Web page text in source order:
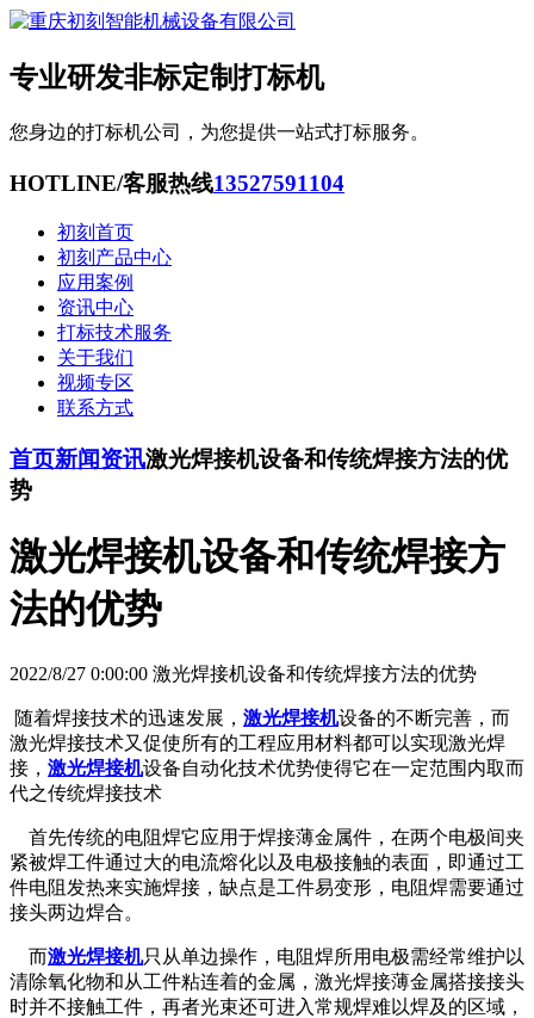
专业研发非标定制打标机
您身边的打标机公司，为您提供一站式打标服务。
HOTLINE/客服热线13527591104
初刻首页
初刻产品中心
应用案例
资讯中心
打标技术服务
关于我们
视频专区
联系方式
首页新闻资讯激光焊接机设备和传统焊接方法的优
势
激光焊接机设备和传统焊接方
法的优势
2022/8/27 0:00:00 激光焊接机设备和传统焊接方法的优势
随着焊接技术的迅速发展， 激光焊接机设备的不断完善，而
激光焊接技术又促使所有的工程应用材料都可以实现激光焊
接， 激光焊接机设备自动化技术优势使得它在一定范围内取而
代之传统焊接技术
首先传统的电阻焊它应用于焊接薄金属件，在两个电极间夹
紧被焊工件通过大的电流熔化以及电极接触的表面，即通过工
件电阻发热来实施焊接，缺点是工件易变形，电阻焊需要通过
接头两边焊合。
而激光焊接机只从单边操作，电阻焊所用电极需经常维护以
清除氧化物和从工件粘连着的金属，激光焊接薄金属搭接接头
时并不接触工件，再者光束还可进入常规焊难以焊及的区域，